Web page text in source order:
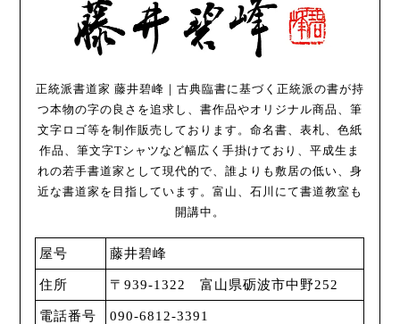
正統派書道家 藤井碧峰｜古典臨書に基づく正統派の書が持
つ本物の字の良さを追求し、書作品やオリジナル商品、筆
文字ロゴ等を制作販売しております。命名書、表札、色紙
作品、筆文字Tシャツなど幅広く手掛けており、平成生ま
れの若手書道家として現代的で、誰よりも敷居の低い、身
近な書道家を目指しています。富山、石川にて書道教室も
開講中。
屋号 藤井碧峰
住所 〒939-1322 富山県砺波市中野252
電話番号 090-6812-3391